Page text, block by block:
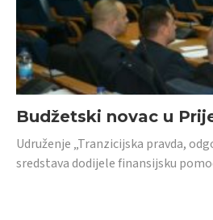
Budžetski novac u
Udruženje „Tranzicijska pravda,
sredstava dodijele finansijsku